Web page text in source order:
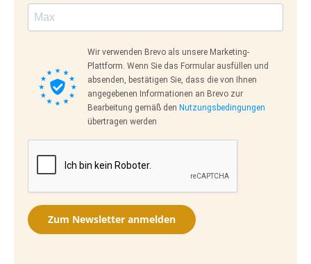
Wir verwenden Brevo als unsere Marketing-
Plattform. Wenn Sie das Formular ausfüllen und
absenden, bestätigen Sie, dass die von Ihnen
angegebenen Informationen an Brevo zur
Bearbeitung gemäß den Nutzungsbedingungen
übertragen werden
Zum Newsletter anmelden